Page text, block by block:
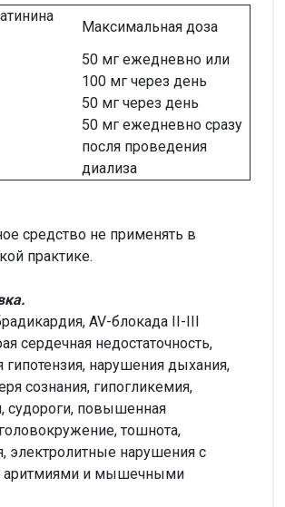
Максимальная доза
50 мг ежедневно или
100 мг через день
50 мг через день
50 мг ежедневно сразу
посля проведения
диализа
средство не применять в
практике.
AV-блокада II-III
сердечная недостаточность,
гипотензия, нарушения дыхания,
сознания, гипогликемия,
судороги, повышенная
тошнота,
электролитные нарушения с
аритмиями и мышечными